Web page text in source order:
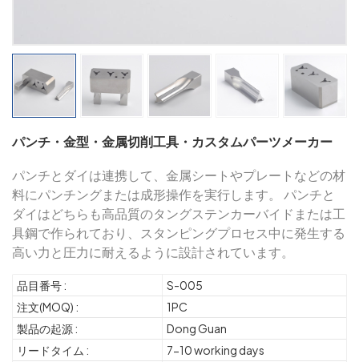
パンチ・金型・金属切削工具・カスタムパーツメーカー
パンチとダイは連携して、金属シートやプレートなどの材
料にパンチングまたは成形操作を実行します。 パンチと
ダイはどちらも高品質のタングステンカーバイドまたは工
具鋼で作られており、スタンピングプロセス中に発生する
高い力と圧力に耐えるように設計されています。
品目番号 :
S-005
注文(MOQ) :
1PC
製品の起源 :
Dong Guan
リードタイム :
7-10 working days